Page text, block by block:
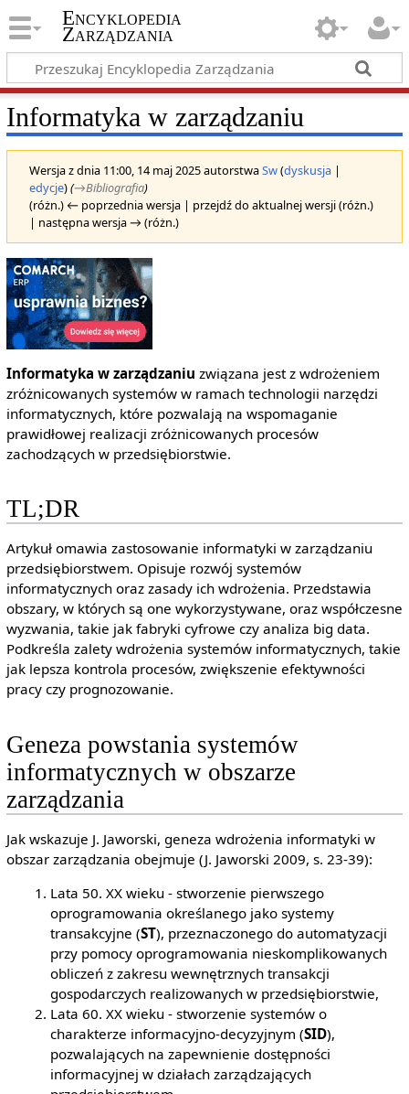
Encyklopedia
Zarządzania
Informatyka w zarządzaniu
Wersja z dnia 11:00, 14 maj 2025 autorstwaSw(dyskusja|
edycje)(→‎Bibliografia)
(różn.) ← poprzednia wersja | przejdź do aktualnej wersji (różn.)
| następna wersja → (różn.)
Informatyka w zarządzaniu związana jest z wdrożeniem
zróżnicowanych systemów w ramach technologii narzędzi
informatycznych, które pozwalają na wspomaganie
prawidłowej realizacji zróżnicowanych procesów
zachodzących w przedsiębiorstwie.
TL;DR
Artykuł omawia zastosowanie informatyki w zarządzaniu
przedsiębiorstwem. Opisuje rozwój systemów
informatycznych oraz zasady ich wdrożenia. Przedstawia
obszary, w których są one wykorzystywane, oraz współczesne
wyzwania, takie jak fabryki cyfrowe czy analiza big data.
Podkreśla zalety wdrożenia systemów informatycznych, takie
jak lepsza kontrola procesów, zwiększenie efektywności
pracy czy prognozowanie.
Geneza powstania systemów
informatycznych w obszarze
zarządzania
Jak wskazuje J. Jaworski, geneza wdrożenia informatyki w
obszar zarządzania obejmuje (J. Jaworski 2009, s. 23-39):
Lata 50. XX wieku - stworzenie pierwszego
oprogramowania określanego jako systemy
transakcyjne (ST), przeznaczonego do automatyzacji
przy pomocy oprogramowania nieskomplikowanych
obliczeń z zakresu wewnętrznych transakcji
gospodarczych realizowanych w przedsiębiorstwie,
Lata 60. XX wieku - stworzenie systemów o
charakterze informacyjno-decyzyjnym (SID),
pozwalających na zapewnienie dostępności
informacyjnej w działach zarządzających